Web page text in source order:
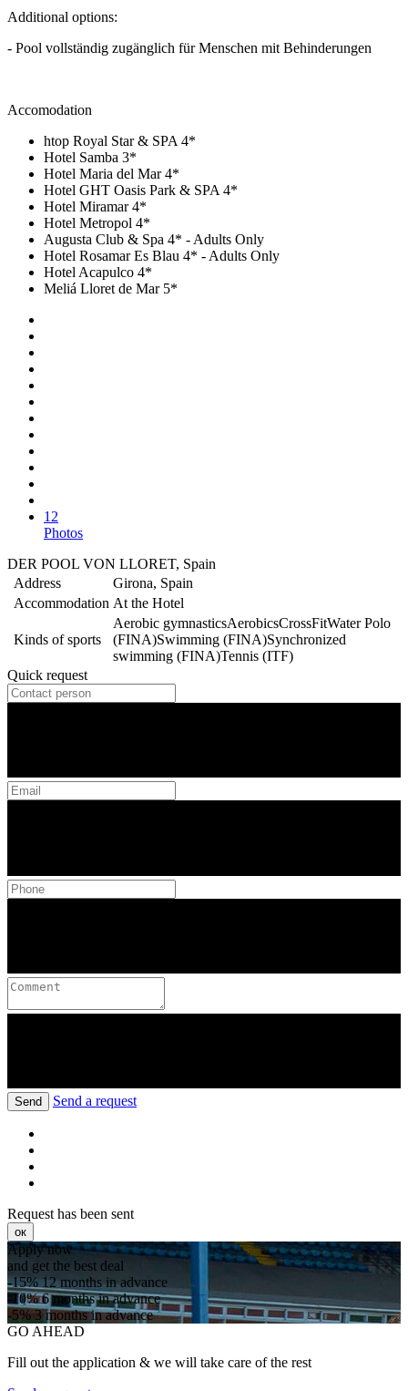
Additional options:
- Pool vollständig zugänglich für Menschen mit Behinderungen
Accomodation
htop Royal Star & SPA 4*
Hotel Samba 3*
Hotel Maria del Mar 4*
Hotel GHT Oasis Park & SPA 4*
Hotel Miramar 4*
Hotel Metropol 4*
Augusta Club & Spa 4* - Adults Only
Hotel Rosamar Es Blau 4* - Adults Only
Hotel Acapulco 4*
Meliá Lloret de Mar 5*
12
Photos
DER POOL VON LLORET, Spain
Address
Girona, Spain
Accommodation At the Hotel
Kinds of sports
Aerobic gymnasticsAerobicsCrossFitWater Polo
(FINA)Swimming (FINA)Synchronized
swimming (FINA)Tennis (ITF)
Quick request
Send Send a request
Request has been sent
ок
Apply now
and get the best deal
-15%12 months in advance
-10%6 months in advance
-5%3 months in advance
GO AHEAD
Fill out the application & we will take care of the rest